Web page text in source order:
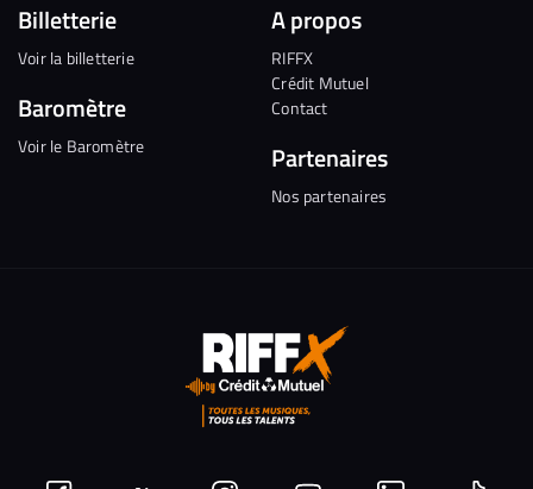
Billetterie
Voir la billetterie
Baromètre
Voir le Baromètre
A propos
RIFFX
Crédit Mutuel
Contact
Partenaires
Nos partenaires